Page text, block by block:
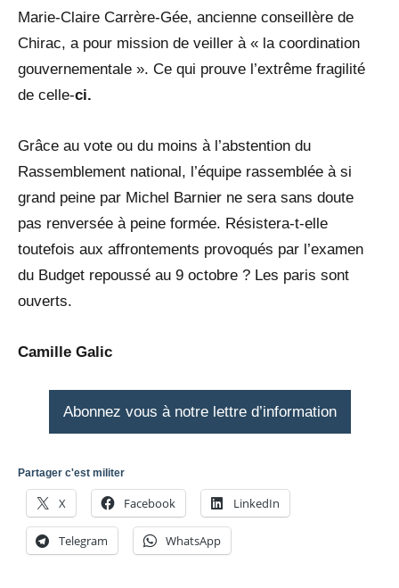
Marie-Claire Carrère-Gée, ancienne conseillère de
Chirac, a pour mission de veiller à « la coordination
gouvernementale ». Ce qui prouve l’extrême fragilité
de celle-ci.
Grâce au vote ou du moins à l’abstention du
Rassemblement national, l’équipe rassemblée à si
grand peine par Michel Barnier ne sera sans doute
pas renversée à peine formée. Résistera-t-elle
toutefois aux affrontements provoqués par l’examen
du Budget repoussé au 9 octobre ? Les paris sont
ouverts.
Camille Galic
Abonnez vous à notre lettre d’information
Partager c'est militer
X Facebook LinkedIn
Telegram WhatsApp